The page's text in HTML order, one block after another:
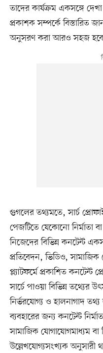
তাদের কার্যক্রম একসঙ্গে দেখা
প্রকাশক সম্পর্কে বিস্তারিত
অনুসরণ করা আরও সহজ
গুগলের তথ্যমতে, সার্চ
পেজটিতে যেকোনো নির্মাতা
নিজেদের বিভিন্ন কনটেন্ট
প্রতিবেদন, ভিডিও, সামাজিক
প্ল্যাটফর্মে প্রকাশিত
সার্চে পাওয়া বিভিন্ন তথ্যের
নির্ভরযোগ্য ও হালনাগাদ
ব্যবহারের জন্য কনটেন্ট
সামাজিক যোগাযোগমাধ্যম বা
উল্লেখযোগ্যসংখ্যক অনুসারী